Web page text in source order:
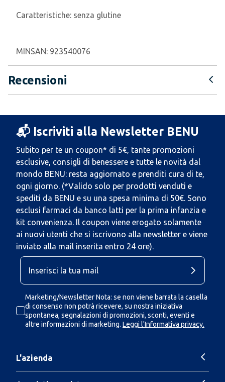
Caratteristiche: senza glutine
MINSAN: 923540076
Recensioni
📬 Iscriviti alla Newsletter BENU
Subito per te un coupon* di 5€, tante promozioni
esclusive, consigli di benessere e tutte le novità dal
mondo BENU: resta aggiornato e prenditi cura di te,
ogni giorno. (*Valido solo per prodotti venduti e
spediti da BENU e su una spesa minima di 50€. Sono
esclusi farmaci da banco latti per la prima infanzia e
kit convenienza. Il coupon viene erogato solamente
ai nuovi utenti che si iscrivono alla newsletter e viene
inviato alla mail inserita entro 24 ore).
Marketing/Newsletter Nota: se non viene barrata la casella
di consenso non potrà ricevere, su nostra iniziativa
spontanea, segnalazioni di promozioni, sconti, eventi e
altre informazioni di marketing. Leggi l'Informativa privacy.
L'azienda